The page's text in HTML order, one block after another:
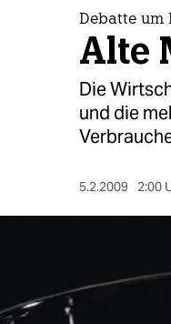
Debatte um
Alte
Die
und die
5.2.2009 2:00